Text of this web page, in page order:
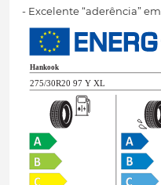
- Excelente “aderência”